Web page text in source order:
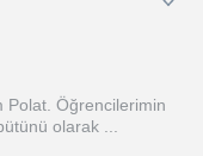
Polat. Öğrencilerimin
olarak ...